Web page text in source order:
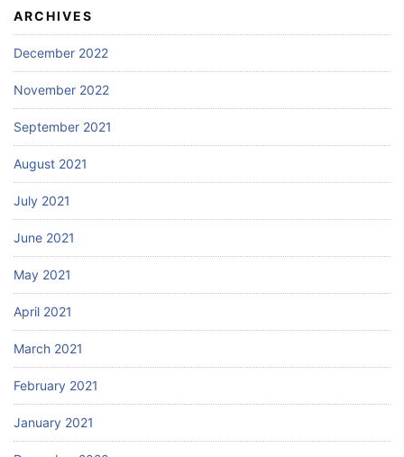
ARCHIVES
December 2022
November 2022
September 2021
August 2021
July 2021
June 2021
May 2021
April 2021
March 2021
February 2021
January 2021